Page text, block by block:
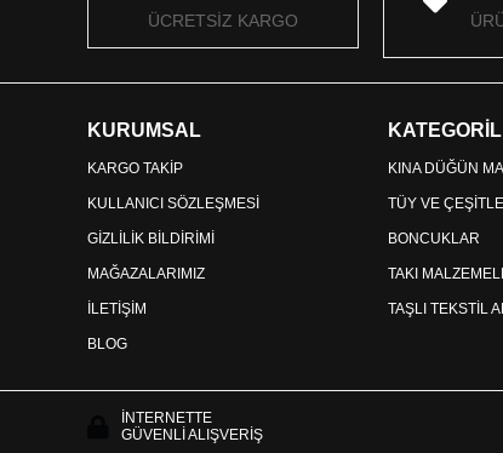
ÜCRETSİZ KARGO
KURUMSAL
KARGO TAKİP
KULLANICI SÖZLEŞMESİ
GİZLİLİK BİLDİRİMİ
MAĞAZALARIMIZ
İLETİŞİM
BLOG
KINA DÜĞÜN
TÜY VE
BONCUKLAR
TAKI
TAŞLI TEKSTİL
İNTERNETTE
GÜVENLİ ALIŞVERİŞ